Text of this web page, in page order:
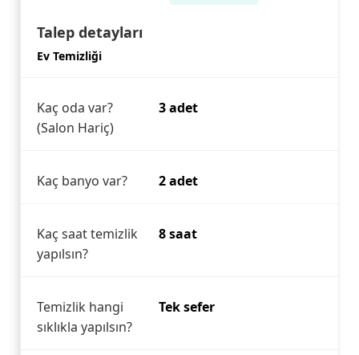
Talep detayları
Ev Temizliği
Kaç oda var?
(Salon Hariç)
3 adet
Kaç banyo var? 2 adet
Kaç saat temizlik
yapılsın?
8 saat
Temizlik hangi
sıklıkla yapılsın?
Tek sefer